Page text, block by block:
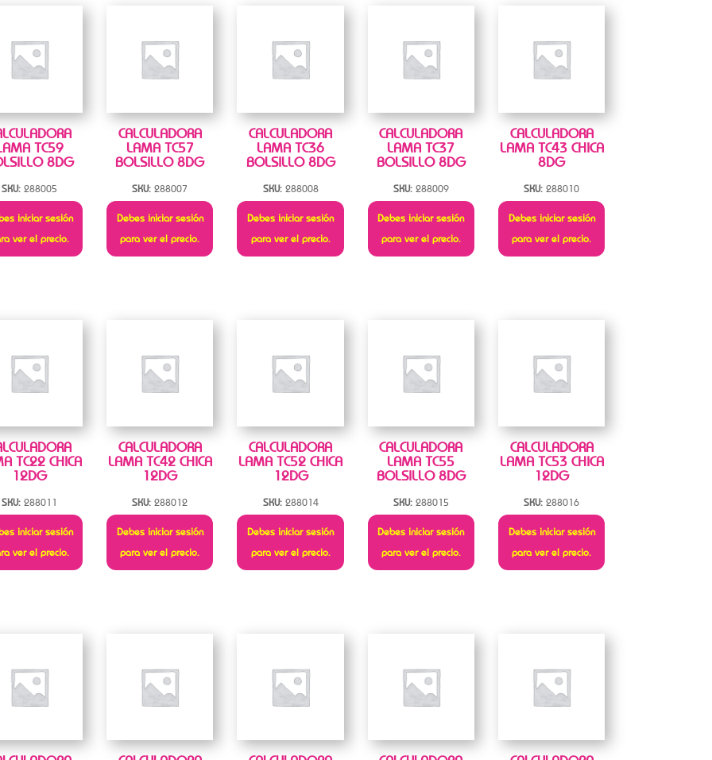
TC59
8DG
SKU: 288005
iniciar sesión
ver el precio.
CALCULADORA
LAMA TC57
BOLSILLO 8DG
SKU: 288007
Debes iniciar sesión
para ver el precio.
CALCULADORA
LAMA TC36
BOLSILLO 8DG
SKU: 288008
Debes iniciar sesión
para ver el precio.
CALCULADORA
LAMA TC37
BOLSILLO 8DG
SKU: 288009
Debes iniciar sesión
para ver el precio.
CALCULADORA
LAMA TC43 CHICA
8DG
SKU: 288010
Debes iniciar sesión
para ver el precio.
TC22 CHICA
12DG
SKU: 288011
iniciar sesión
ver el precio.
CALCULADORA
LAMA TC42 CHICA
12DG
SKU: 288012
Debes iniciar sesión
para ver el precio.
CALCULADORA
LAMA TC52 CHICA
12DG
SKU: 288014
Debes iniciar sesión
para ver el precio.
CALCULADORA
LAMA TC55
BOLSILLO 8DG
SKU: 288015
Debes iniciar sesión
para ver el precio.
CALCULADORA
LAMA TC53 CHICA
12DG
SKU: 288016
Debes iniciar sesión
para ver el precio.